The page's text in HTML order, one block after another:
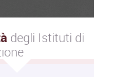
degli Istituti di